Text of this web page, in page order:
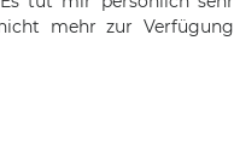
mehr zur Verfügung